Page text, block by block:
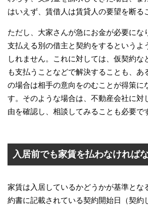
はいえず、賃借人は賃貸人の要望を断る
ただし、大家さんが急にお金が必要にな
支払える別の借主と契約をするというよ
しれません。これに対しては、仮契約な
も支払うことなどで解決することも、あ
の場合は相手の意向をのむことが得策に
す。そのような場合は、不動産会社に対
由を確認し、相談してみることも必要で
入居前でも家賃を払わなければ
家賃は入居しているかどうかが基準とな
約書に記載されている契約開始日（契約